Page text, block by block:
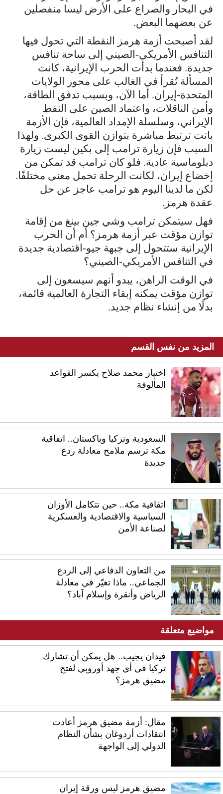
في البحار والصراع على الأرض ليسا منفصلين
عن بعضهما البعض.
لقد أصبحت أزمة هرمز النقطة التي تحول فيها
التنافس الأمريكي-الصيني إلى ساحة تنافس
جديدة. فعندما بدأت الحرب الإيرانية، كانت
المسألة تُقرأ في الغالب على محور الولايات
المتحدة-إيران. أما الآن، وبسبب تدفق الطاقة،
وأمن الناقلات، واعتماد الصين على النفط
الإيراني، وسلسلة الإمداد العالمية، فإن الأزمة
باتت ترتبط مباشرة بتوازن القوى الكبرى. ولهذا
السبب فإن زيارة ترامب إلى بكين ليست زيارة
دبلوماسية عادية. فلو كان ترامب قد تمكن من
إخضاع إيران، لكانت الرحلة تحمل معنى مختلفًا.
لكن ما لدينا اليوم هو ترامب عاجز عن حل
عقدة هرمز.
فهل سيتمكن ترامب وشي جين بينغ من إقامة
توازن مؤقت عبر أزمة هرمز؟ أم أن الحرب
الإيرانية ستتحول إلى جبهة جيو-اقتصادية جديدة
في التنافس الأمريكي-الصيني؟
في الوقت الراهن، يبدو أنهم سيسعون إلى
توازن مؤقت يمكنه إبقاء التجارة العالمية قائمة،
بدلًا من إنشاء نظام جديد.
المزيد من نفس القسم
اختيار محمد صلاح يكسر القواعد
المألوفة
السعودية وتركيا وباكستان.. اتفاقية
مكة ترسم ملامح معادلة ردع
جديدة
اتفاقية مكة.. حين تتكامل الأوزان
السياسية والاقتصادية والعسكرية
لصناعة الأمن
من التعاون الدفاعي إلى الردع
الجماعي.. ماذا تغيّر في معادلة
الرياض وأنقرة وإسلام آباد؟
مواضيع متعلقة
فيدان يجيب.. هل يمكن أن تشارك
تركيا في أي جهد أوروبي لفتح
مضيق هرمز؟
مقال: أزمة مضيق هرمز أعادت
انتقادات أردوغان بشأن النظام
الدولي إلى الواجهة
مضيق هرمز ليس ورقة إيران